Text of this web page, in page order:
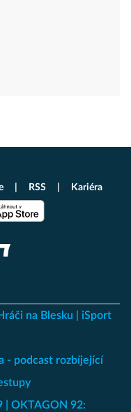
na Blesku
iSport
- podcast rozbíjející
OKTAGON 92:
RSS Kariéra